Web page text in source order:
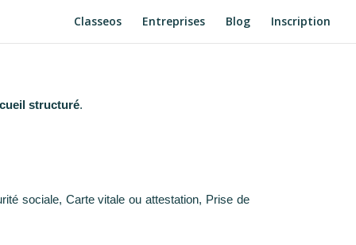
Classeos Entreprises Blog Inscription
structuré.
sociale, Carte vitale ou attestation, Prise de